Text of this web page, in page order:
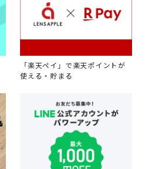
「楽天ペイ」で楽天ポイントが
使える・貯まる